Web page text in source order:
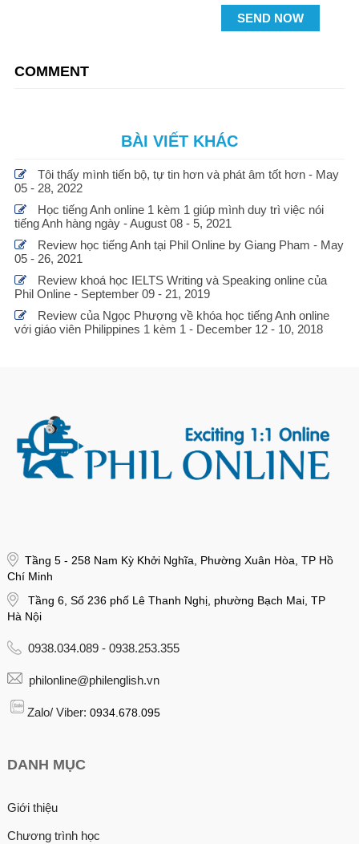
SEND NOW
COMMENT
BÀI VIẾT KHÁC
Tôi thấy mình tiến bộ, tự tin hơn và phát âm tốt hơn - May
05 - 28, 2022
Học tiếng Anh online 1 kèm 1 giúp mình duy trì việc nói
tiếng Anh hàng ngày - August 08 - 5, 2021
Review học tiếng Anh tại Phil Online by Giang Pham - May
05 - 26, 2021
Review khoá học IELTS Writing và Speaking online của
Phil Online - September 09 - 21, 2019
Review của Ngọc Phượng về khóa học tiếng Anh online
với giáo viên Philippines 1 kèm 1 - December 12 - 10, 2018
Tầng 5 - 258 Nam Kỳ Khởi Nghĩa, Phường Xuân Hòa, TP Hồ
Chí Minh
Tầng 6, Số 236 phố Lê Thanh Nghị, phường Bạch Mai, TP
Hà Nội
0938.034.089 - 0938.253.355
philonline@philenglish.vn
Zalo/ Viber: 0934.678.095
DANH MỤC
Giới thiệu
Chương trình học